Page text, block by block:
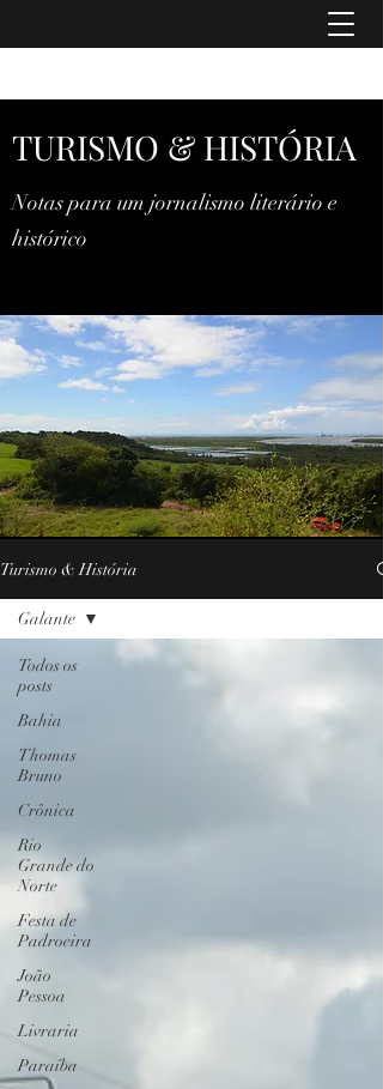
TURISMO & HISTÓRIA
Notas para um jornalismo literário e
histórico
Turismo & História
Todos os
posts
Bahia
Thomas
Bruno
Crônica
Rio
Grande do
Norte
Festa de
Padroeira
João
Pessoa
Livraria
Paraíba
Galante